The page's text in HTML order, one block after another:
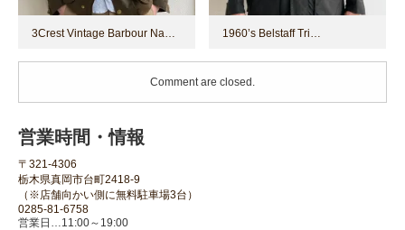
3Crest Vintage Barbour Na… 1960’s Belstaff Tri…
Comment are closed.
営業時間・情報
〒321-4306
栃木県真岡市台町2418-9
（※店舗向かい側に無料駐車場3台）
0285-81-6758
営業日…11:00～19:00